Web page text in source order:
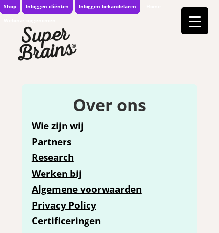
Shop Inloggen cliënten Inloggen behandelaren
Over ons
Wie zijn wij
Partners
Research
Werken bij
Algemene voorwaarden
Privacy Policy
Certificeringen